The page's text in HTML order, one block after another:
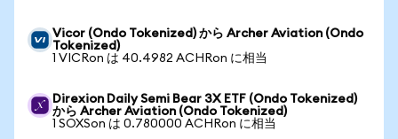
Vicor (Ondo Tokenized) から Archer Aviation (Ondo
Tokenized)
1 VICRon は 40.4982 ACHRon に相当
Direxion Daily Semi Bear 3X ETF (Ondo Tokenized)
から Archer Aviation (Ondo Tokenized)
1 SOXSon は 0.780000 ACHRon に相当